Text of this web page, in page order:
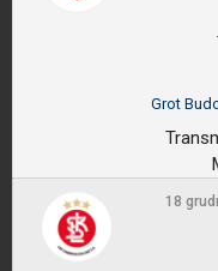
Grot
18